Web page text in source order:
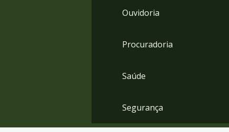
Ouvidoria
Procuradoria
Saúde
Segurança